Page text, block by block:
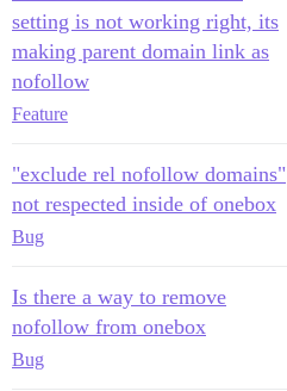
setting is not working right, its
making parent domain link as
nofollow
Feature
"exclude rel nofollow domains"
not respected inside of onebox
Bug
Is there a way to remove
nofollow from onebox
Bug